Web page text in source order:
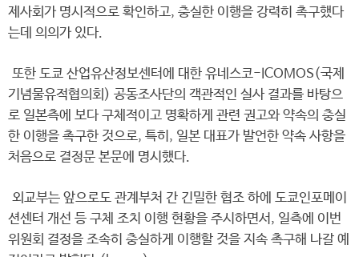
제사회가 명시적으로 확인하고, 충실한 이행을 강력히 촉구했다
는데 의의가 있다.
또한 도쿄 산업유산정보센터에 대한 유네스코-ICOMOS(국제
기념물유적협의회) 공동조사단의 객관적인 실사 결과를 바탕으
로 일본측에 보다 구체적이고 명확하게 관련 권고와 약속의 충실
한 이행을 촉구한 것으로, 특히, 일본 대표가 발언한 약속 사항을
처음으로 결정문 본문에 명시했다.
외교부는 앞으로도 관계부처 간 긴밀한 협조 하에 도쿄인포메이
션센터 개선 등 구체 조치 이행 현황을 주시하면서, 일측에 이번
위원회 결정을 조속히 충실하게 이행할 것을 지속 촉구해 나갈 예